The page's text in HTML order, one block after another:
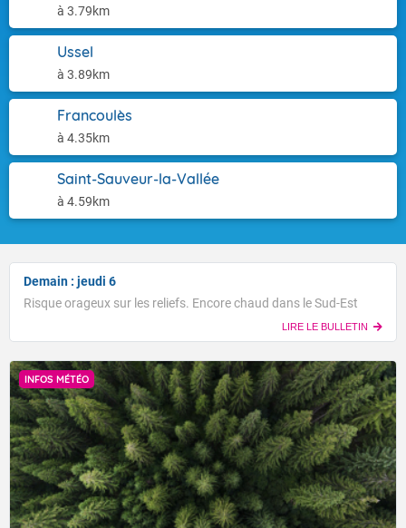
à 3.79km
Ussel
à 3.89km
Francoulès
à 4.35km
Saint-Sauveur-la-Vallée
à 4.59km
Demain : jeudi 6
Risque orageux sur les reliefs. Encore chaud dans le Sud-Est
LIRE LE BULLETIN
INFOS MÉTÉO